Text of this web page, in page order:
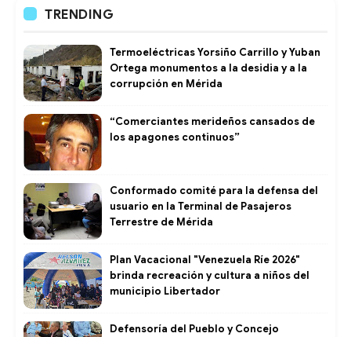
TRENDING
Termoeléctricas Yorsiño Carrillo y Yuban
Ortega monumentos a la desidia y a la
corrupción en Mérida
“Comerciantes merideños cansados de
los apagones continuos”
Conformado comité para la defensa del
usuario en la Terminal de Pasajeros
Terrestre de Mérida
Plan Vacacional "Venezuela Ríe 2026"
brinda recreación y cultura a niños del
municipio Libertador
Defensoría del Pueblo y Concejo